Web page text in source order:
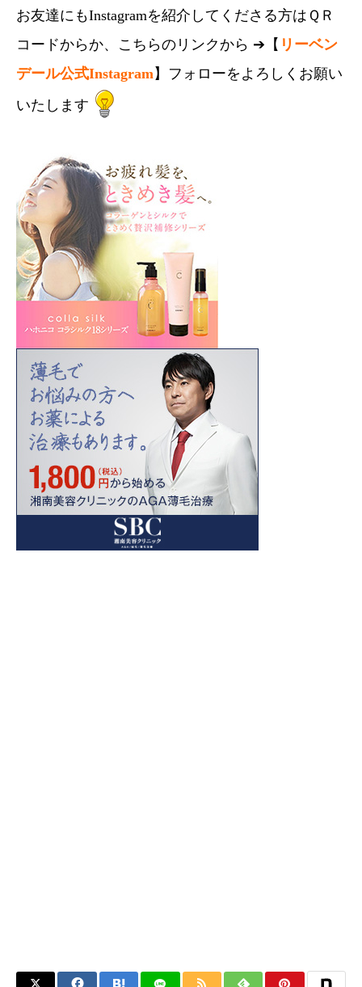
お友達にもInstagramを紹介してくださる方はＱＲ
コードからか、こちらのリンクから ➔【 リーベン
デール公式Instagram】フォローをよろしくお願い
いたします